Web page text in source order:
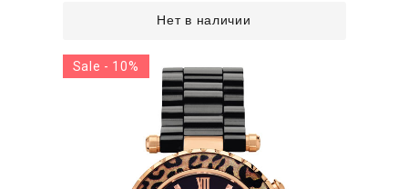
Нет в наличии
Sale - 10%